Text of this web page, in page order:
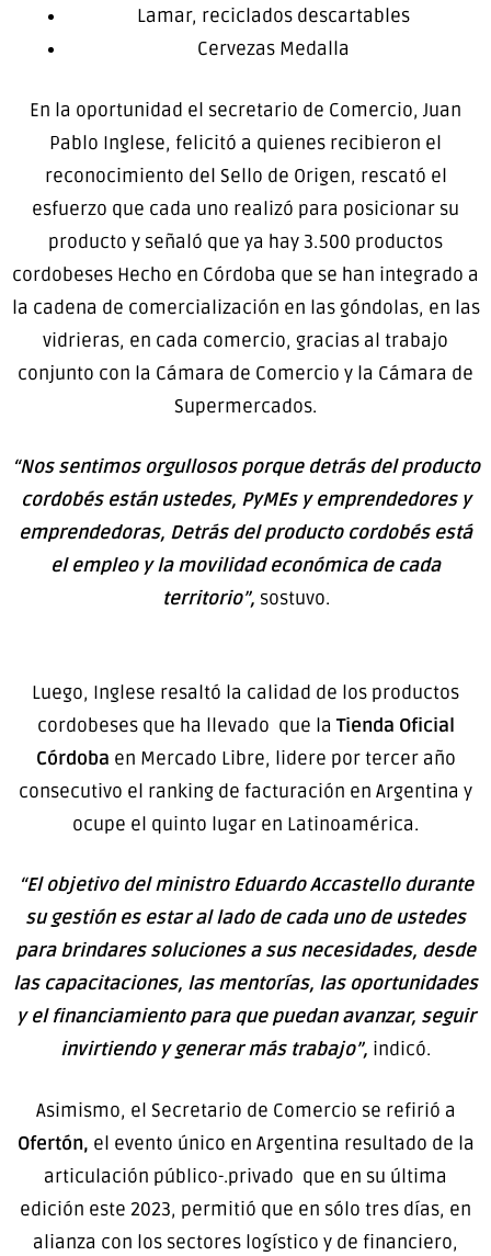
Lamar, reciclados descartables
Cervezas Medalla
En la oportunidad el secretario de Comercio, Juan
Pablo Inglese, felicitó a quienes recibieron el
reconocimiento del Sello de Origen, rescató el
esfuerzo que cada uno realizó para posicionar su
producto y señaló que ya hay 3.500 productos
cordobeses Hecho en Córdoba que se han integrado a
la cadena de comercialización en las góndolas, en las
vidrieras, en cada comercio, gracias al trabajo
conjunto con la Cámara de Comercio y la Cámara de
Supermercados.
“Nos sentimos orgullosos porque detrás del producto
cordobés están ustedes, PyMEs y emprendedores y
emprendedoras, Detrás del producto cordobés está
el empleo y la movilidad económica de cada
territorio”, sostuvo.
Luego, Inglese resaltó la calidad de los productos
cordobeses que ha llevado que laTienda Oficial
Córdoba en Mercado Libre, lidere por tercer año
consecutivo el ranking de facturación en Argentina y
ocupe el quinto lugar en Latinoamérica.
“El objetivo del ministro Eduardo Accastello durante
su gestión es estar al lado de cada uno de ustedes
para brindares soluciones a sus necesidades, desde
las capacitaciones, las mentorías, las oportunidades
y el financiamiento para que puedan avanzar, seguir
invirtiendo y generar más trabajo”, indicó.
Asimismo, el Secretario de Comercio se refirió a
Ofertón, el evento único en Argentina resultado de la
articulación público-.privado que en su última
edición este 2023, permitió que en sólo tres días, en
alianza con los sectores logístico y de financiero,